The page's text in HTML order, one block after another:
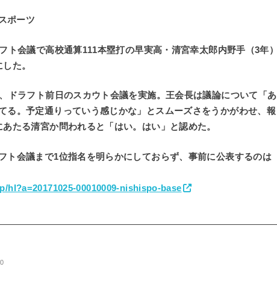
ポーツ
ト会議で高校通算111本塁打の早実高・清宮幸太郎内野手（3年）
た。
ドラフト前日のスカウト会議を実施。王会長は議論について「あ
る。予定通りっていう感じかな」とスムーズさをうかがわせ、報
たる清宮か問われると「はい。はい」と認めた。
会議まで1位指名を明らかにしておらず、事前に公表するのは
hl?a=20171025-00010009-nishispo-base